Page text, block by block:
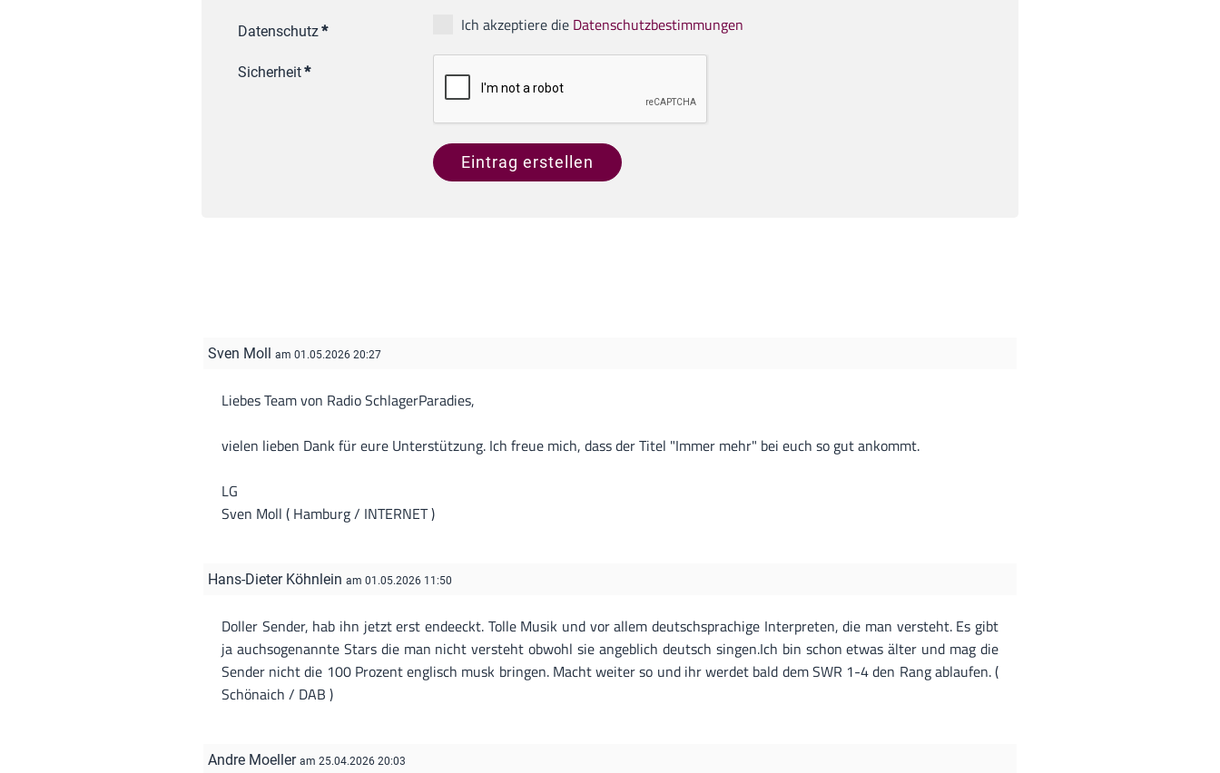
Datenschutz* Ich akzeptiere die Datenschutzbestimmungen
Sicherheit*
Eintrag erstellen
Sven Moll am 01.05.2026 20:27
Liebes Team von Radio SchlagerParadies,
vielen lieben Dank für eure Unterstützung. Ich freue mich, dass der Titel "Immer mehr" bei euch so gut ankommt.
LG
Sven Moll ( Hamburg / INTERNET )
Hans-Dieter Köhnlein am 01.05.2026 11:50
Doller Sender, hab ihn jetzt erst endeeckt. Tolle Musik und vor allem deutschsprachige Interpreten, die man versteht. Es gibt
ja auchsogenannte Stars die man nicht versteht obwohl sie angeblich deutsch singen.Ich bin schon etwas älter und mag die
Sender nicht die 100 Prozent englisch musk bringen. Macht weiter so und ihr werdet bald dem SWR 1-4 den Rang ablaufen. (
Schönaich / DAB )
Andre Moeller am 25.04.2026 20:03